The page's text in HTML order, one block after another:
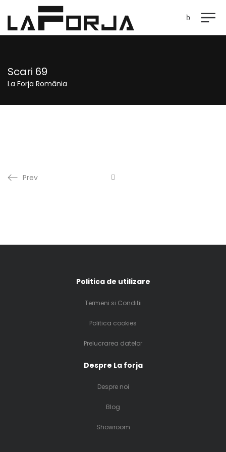
Scari 69
La Forja România
Prev
Politica de utilizare
Termeni si Conditii
Politica cookies
Prelucrarea datelor
Despre La forja
Despre noi
Blog
Showroom